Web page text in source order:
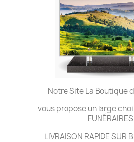
Notre Site La Boutique
vous propose un large
FUNÉRAIRES
LIVRAISON RAPIDE SUR